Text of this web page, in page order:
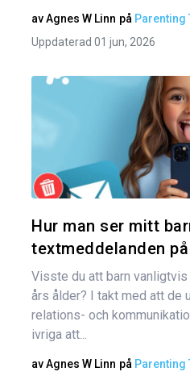
avAgnes W Linn på Parenting
Uppdaterad 01 jun, 2026
Hur man ser mitt
textmeddelanden
Visste du att barn
års ålder? I takt med att de
relations- och
ivriga att...
avAgnes W Linn på Parenting